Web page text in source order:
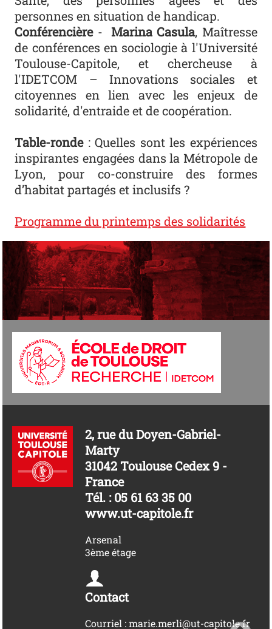
personnes en situation de handicap.
Conférencière- Marina Casula, Maîtresse
de conférences en sociologie à l'Université
Toulouse-Capitole, et chercheuse à
l'IDETCOM – Innovations sociales et
citoyennes en lien avec les enjeux de
solidarité, d'entraide et de coopération.
Table-ronde: Quelles sont les expériences
inspirantes engagées dans la Métropole de
Lyon, pour co-construire des formes
d’habitat partagés et inclusifs ?
Programme du printemps des solidarités
2, rue du Doyen-Gabriel-
Marty
31042 Toulouse Cedex 9 -
France
Tél. : 05 61 63 35 00
www.ut-capitole.fr
Arsenal
3ème étage
Contact
Courriel : marie.merli@ut-capitole.fr